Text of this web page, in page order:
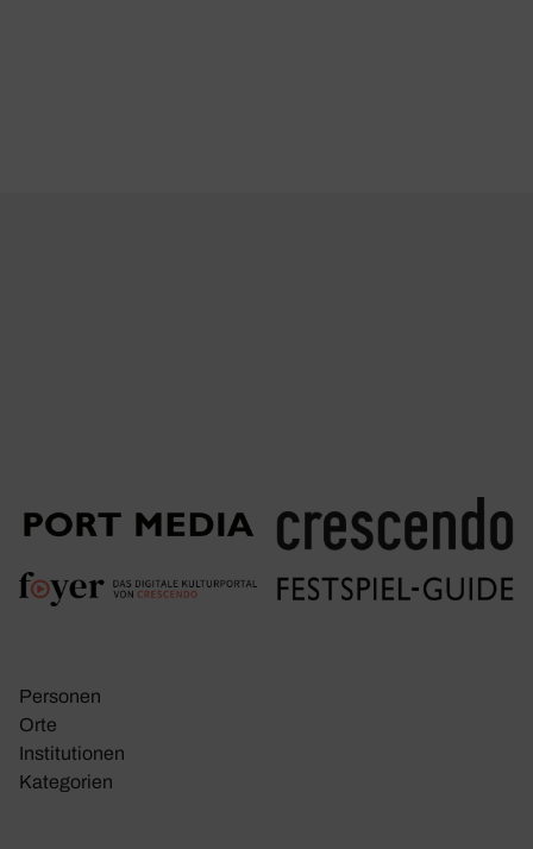
Personen
Orte
Insti­tu­tionen
Kate­go­rien